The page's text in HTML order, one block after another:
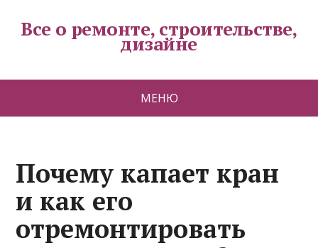
Все о ремонте, строительстве,
дизайне
МЕНЮ
Почему капает кран
и как его
отремонтировать